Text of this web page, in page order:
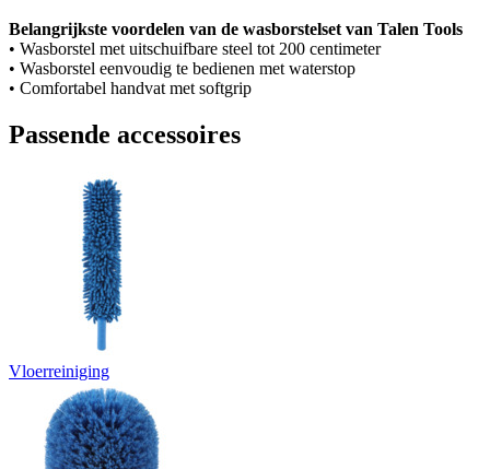
Belangrijkste voordelen van de wasborstelset van Talen Tools
• Wasborstel met uitschuifbare steel tot 200 centimeter
• Wasborstel eenvoudig te bedienen met waterstop
• Comfortabel handvat met softgrip
Passende accessoires
Vloerreiniging